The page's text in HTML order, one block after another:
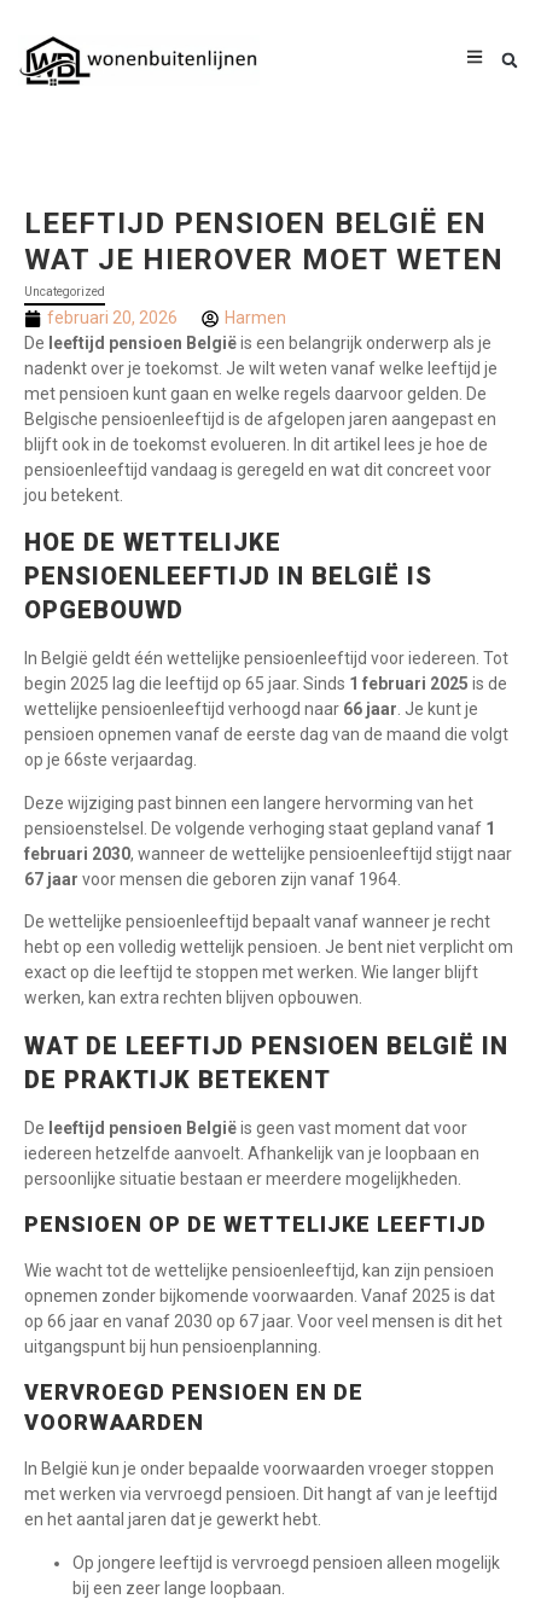
LEEFTIJD PENSIOEN BELGIË EN
WAT JE HIEROVER MOET WETEN
Uncategorized
februari 20, 2026
Harmen
De leeftijd pensioen Belgiëis een belangrijk onderwerp als je
nadenkt over je toekomst. Je wilt weten vanaf welke leeftijd je
met pensioen kunt gaan en welke regels daarvoor gelden. De
Belgische pensioenleeftijd is de afgelopen jaren aangepast en
blijft ook in de toekomst evolueren. In dit artikel lees je hoe de
pensioenleeftijd vandaag is geregeld en wat dit concreet voor
jou betekent.
HOE DE WETTELIJKE
PENSIOENLEEFTIJD IN BELGIË IS
OPGEBOUWD
In België geldt één wettelijke pensioenleeftijd voor iedereen. Tot
begin 2025 lag die leeftijd op 65 jaar. Sinds 1 februari 2025 is de
wettelijke pensioenleeftijd verhoogd naar 66 jaar. Je kunt je
pensioen opnemen vanaf de eerste dag van de maand die volgt
op je 66ste verjaardag.
Deze wijziging past binnen een langere hervorming van het
pensioenstelsel. De volgende verhoging staat gepland vanaf 1
februari 2030, wanneer de wettelijke pensioenleeftijd stijgt naar
67 jaar voor mensen die geboren zijn vanaf 1964.
De wettelijke pensioenleeftijd bepaalt vanaf wanneer je recht
hebt op een volledig wettelijk pensioen. Je bent niet verplicht om
exact op die leeftijd te stoppen met werken. Wie langer blijft
werken, kan extra rechten blijven opbouwen.
WAT DE LEEFTIJD PENSIOEN BELGIË IN
DE PRAKTIJK BETEKENT
De leeftijd pensioen Belgiëis geen vast moment dat voor
iedereen hetzelfde aanvoelt. Afhankelijk van je loopbaan en
persoonlijke situatie bestaan er meerdere mogelijkheden.
PENSIOEN OP DE WETTELIJKE LEEFTIJD
Wie wacht tot de wettelijke pensioenleeftijd, kan zijn pensioen
opnemen zonder bijkomende voorwaarden. Vanaf 2025 is dat
op 66 jaar en vanaf 2030 op 67 jaar. Voor veel mensen is dit het
uitgangspunt bij hun pensioenplanning.
VERVROEGD PENSIOEN EN DE
VOORWAARDEN
In België kun je onder bepaalde voorwaarden vroeger stoppen
met werken via vervroegd pensioen. Dit hangt af van je leeftijd
en het aantal jaren dat je gewerkt hebt.
Op jongere leeftijd is vervroegd pensioen alleen mogelijk
bij een zeer lange loopbaan.